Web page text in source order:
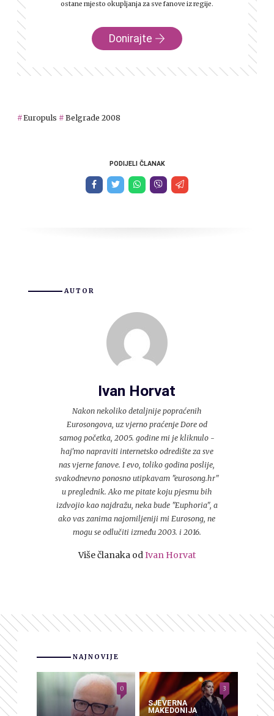
ostane mjesto okupljanja za sve fanove iz regije.
Donirajte
Europuls Belgrade 2008
PODIJELI ČLANAK
AUTOR
Ivan Horvat
Nakon nekoliko detaljnije popraćenih
Eurosongova, uz vjerno praćenje Dore od
samog početka, 2005. godine mi je kliknulo -
haj'mo napraviti internetsko odredište za sve
nas vjerne fanove. I evo, toliko godina poslije,
svakodnevno ponosno utipkavam "eurosong.hr"
u preglednik. Ako me pitate koju pjesmu bih
izdvojio kao najdražu, neka bude "Euphoria", a
ako vas zanima najomiljeniji mi Eurosong, ne
mogu se odlučiti između 2003. i 2016.
Više članaka odIvan Horvat
NAJNOVIJE
0
SJEVERNA
MAKEDONIJA
3